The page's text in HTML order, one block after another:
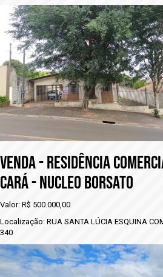
VENDA - rESIDÊNCIA
CARÁ - NUCLEO BORSATO
Valor: R$ 500.000,00
Localização: RUA SANTA LÚCIA ESQUINA
340